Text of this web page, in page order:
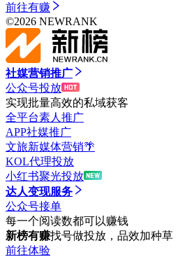
前往有赚
©2026 NEWRANK
社媒营销推广
公众号投放
实现批量高效的私域获客
全平台素人推广
APP社媒推广
文旅新媒体营销🌴
KOL代理投放
小红书聚光投放
达人变现服务
公众号接单
每一个阅读数都可以赚钱
新榜有赚找号做投放，品效加种草
前往体验